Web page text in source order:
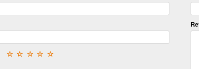
☆
☆
☆
☆
☆